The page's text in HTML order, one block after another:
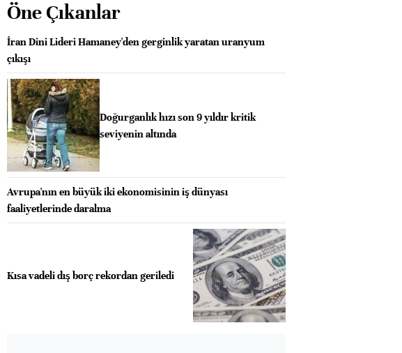
Öne Çıkanlar
İran Dini Lideri Hamaney'den gerginlik yaratan uranyum
çıkışı
Doğurganlık hızı son 9 yıldır kritik
seviyenin altında
Avrupa'nın en büyük iki ekonomisinin iş dünyası
faaliyetlerinde daralma
Kısa vadeli dış borç rekordan geriledi